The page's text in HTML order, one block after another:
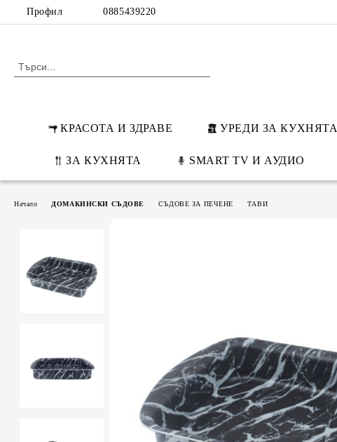
Профил 0885439220
КРАСОТА И ЗДРАВЕ УРЕДИ ЗА КУХНЯТА
ЗА КУХНЯТА SMART TV И АУДИО
Начало ДОМАКИНСКИ СЪДОВЕ СЪДОВЕ ЗА ПЕЧЕНЕ ТАВИ